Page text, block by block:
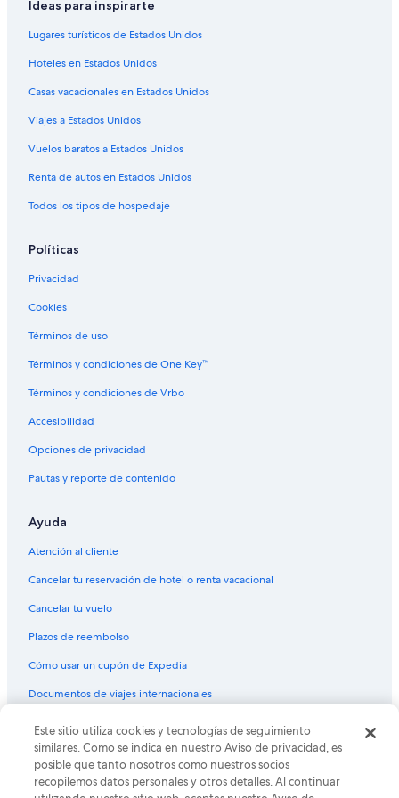
Hoteles 4 estrellas en Santa Clara
Cabañas en Santa Clara
Casas de ciudad en Santa Clara
Casas de huéspedes en Santa Clara
Casas vacacionales en Santa Clara
Resorts en Santa Clara
Condominios en Santa Clara
Hoteles con casino en Santa Clara
Hoteles con spa en Santa Clara
Hoteles todo incluido en Santa Clara
Hoteles de lujo en Santa Clara
Hoteles en la playa en Santa Clara
Hoteles históricos en Santa Clara
Hoteles románticos en Santa Clara
Hoteles con estacionamiento en Santa Clara
Hoteles con gimnasio en Santa Clara
Hoteles con sauna en Santa Clara
Hoteles en Santa Clara
Lodges en Santa Clara
Moteles en Santa Clara
Hoteles cerca de Club de campo Entrada At Snow Canyon
Hoteles con traslado del/al aeropuerto en Bloomington
Hoteles con casino en Distrito histórico de St. George
Hoteles románticos en Distrito histórico de St. George
Hoteles con bar en Distrito histórico de St. George
Ideas para inspirarte
Lugares turísticos de Estados Unidos
Hoteles en Estados Unidos
Casas vacacionales en Estados Unidos
Viajes a Estados Unidos
Vuelos baratos a Estados Unidos
Renta de autos en Estados Unidos
Todos los tipos de hospedaje
Políticas
Privacidad
Cookies
Términos de uso
Términos y condiciones de One Key™
Términos y condiciones de Vrbo
Accesibilidad
Opciones de privacidad
Pautas y reporte de contenido
Ayuda
Atención al cliente
Cancelar tu reservación de hotel o renta vacacional
Cancelar tu vuelo
Plazos de reembolso
Cómo usar un cupón de Expedia
Documentos de viajes internacionales
© 2026 Expedia, Inc., una empresa de Expedia Group. Todos los
derechos reservados. Expedia y el logo de Expedia son marcas
registradas o marcas comerciales de Expedia, Inc. CST# 2029030-50.
Este sitio utiliza cookies y tecnologías de seguimiento
similares. Como se indica en nuestro Aviso de privacidad, es
posible que tanto nosotros como nuestros socios
recopilemos datos personales y otros detalles. Al continuar